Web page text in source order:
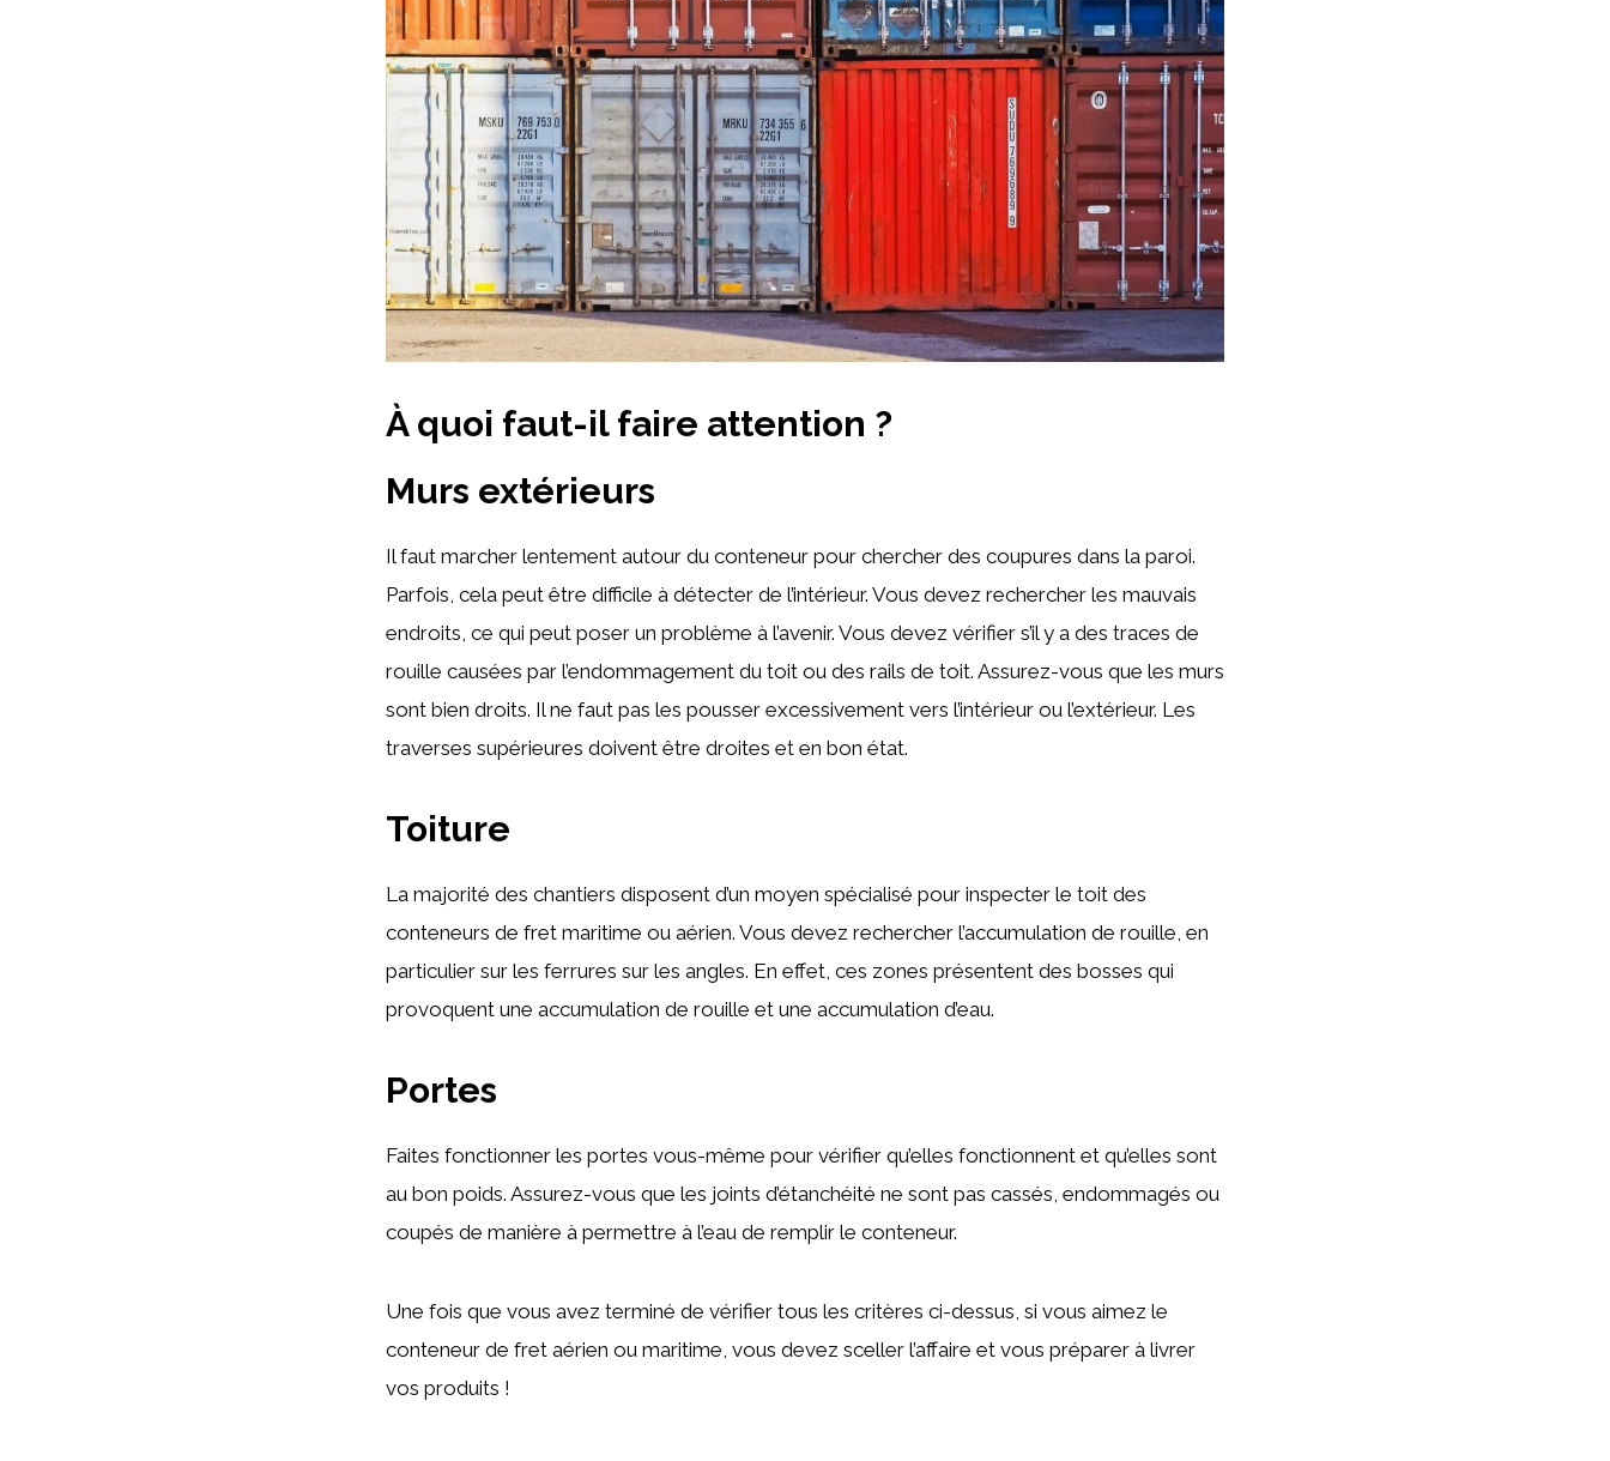
À quoi faut-il faire attention ?
Murs extérieurs
Il faut marcher lentement autour du conteneur pour chercher des coupures dans la paroi.
Parfois, cela peut être difficile à détecter de l’intérieur. Vous devez rechercher les mauvais
endroits, ce qui peut poser un problème à l’avenir. Vous devez vérifier s’il y a des traces de
rouille causées par l’endommagement du toit ou des rails de toit. Assurez-vous que les murs
sont bien droits. Il ne faut pas les pousser excessivement vers l’intérieur ou l’extérieur. Les
traverses supérieures doivent être droites et en bon état.
Toiture
La majorité des chantiers disposent d’un moyen spécialisé pour inspecter le toit des
conteneurs de fret maritime ou aérien. Vous devez rechercher l’accumulation de rouille, en
particulier sur les ferrures sur les angles. En effet, ces zones présentent des bosses qui
provoquent une accumulation de rouille et une accumulation d’eau.
Portes
Faites fonctionner les portes vous-même pour vérifier qu’elles fonctionnent et qu’elles sont
au bon poids. Assurez-vous que les joints d’étanchéité ne sont pas cassés, endommagés ou
coupés de manière à permettre à l’eau de remplir le conteneur.
Une fois que vous avez terminé de vérifier tous les critères ci-dessus, si vous aimez le
conteneur de fret aérien ou maritime, vous devez sceller l’affaire et vous préparer à livrer
vos produits !